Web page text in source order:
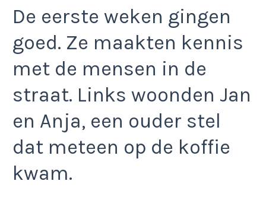
De eerste weken gingen
goed. Ze maakten kennis
met de mensen in de
straat. Links woonden Jan
en Anja, een ouder stel
dat meteen op de koffie
kwam.